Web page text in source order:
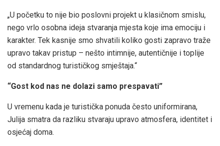
„U početku to nije bio poslovni projekt u klasičnom smislu,
nego vrlo osobna ideja stvaranja mjesta koje ima emociju i
karakter. Tek kasnije smo shvatili koliko gosti zapravo traže
upravo takav pristup – nešto intimnije, autentičnije i toplije
od standardnog turističkog smještaja.“
“Gost kod nas ne dolazi samo prespavati”
U vremenu kada je turistička ponuda često uniformirana,
Julija smatra da razliku stvaraju upravo atmosfera, identitet i
osjećaj doma.